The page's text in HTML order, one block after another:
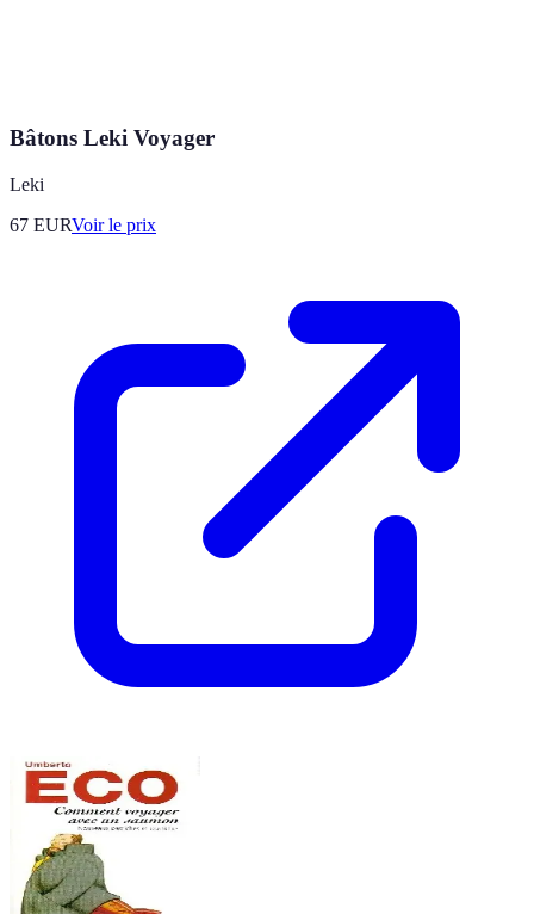
Bâtons Leki Voyager
Leki
67 EURVoir le prix